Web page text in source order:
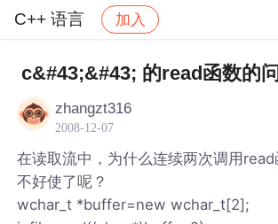
C++ 语言 加入
社区 C++ 语言 帖子详情
c&#43;&#43; 的read函数的
zhangzt316
2008-12-07
在读取流中，为什么连续两次调用
不好使了呢？
wchar_t *buffer=new wchar_t[2];